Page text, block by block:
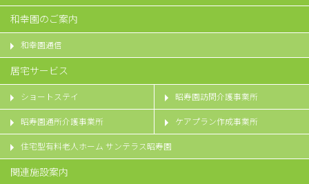
和幸園のご案内
和幸園通信
居宅サービス
ショートステイ
昭寿園訪問介護事業所
昭寿園通所介護事業所
ケアプラン作成事業所
住宅型有料老人ホーム サンテラス昭寿園
関連施設案内